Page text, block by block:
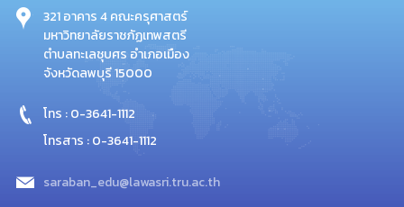
321 อาคาร 4 คณะครุศาสตร์
มหาวิทยาลัยราชภัฏเทพสตรี
ตำบลทะเลชุบศร อำเภอเมือง
จังหวัดลพบุรี 15000
โทร : 0-3641-1112
โทรสาร : 0-3641-1112
saraban_edu@lawasri.tru.ac.th